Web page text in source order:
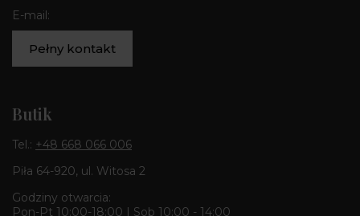
E-mail:
Pełny kontakt
Butik
Tel.: +48 668 066 006
Piła 64-920, ul. Witosa 2
Godziny otwarcia:
Pon-Pt 10:00-18:00 | Sob 10:00 - 14:00